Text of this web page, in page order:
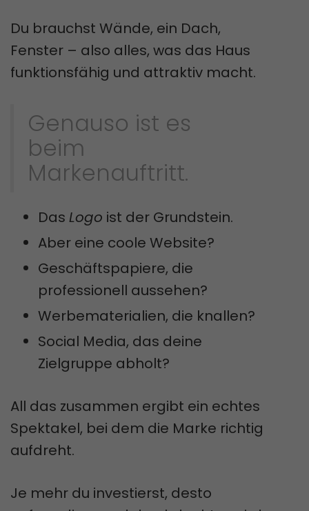
Du brauchst Wände, ein Dach,
Fenster – also alles, was das Haus
funktionsfähig und attraktiv macht.
Genauso ist es
beim
Markenauftritt.
Das Logo ist der Grundstein.
Aber eine coole Website?
Geschäftspapiere, die
professionell aussehen?
Werbematerialien, die knallen?
Social Media, das deine
Zielgruppe abholt?
All das zusammen ergibt ein echtes
Spektakel, bei dem die Marke richtig
aufdreht.
Je mehr du investierst, desto